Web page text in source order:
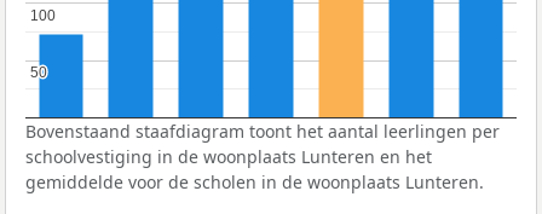
50
50
100
100
Bovenstaand staafdiagram toont het aantal leerlingen per
schoolvestiging in de woonplaats Lunteren en het
gemiddelde voor de scholen in de woonplaats Lunteren.